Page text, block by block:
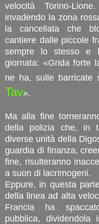
velocità Torino-
invadendo la zona
la cancellata che
cantiere dalle piccole
sempre lo stesso e
giornata: «Grida forte
ne ha, sulle barricate
Tav».
Ma alla fine
della polizia che, in
diverse unità della
guardia di finanza,
fine, risulteranno
a suon di lacrimogeni.
Eppure, in questa
della linea ad alta
Francia ha
pubblica,